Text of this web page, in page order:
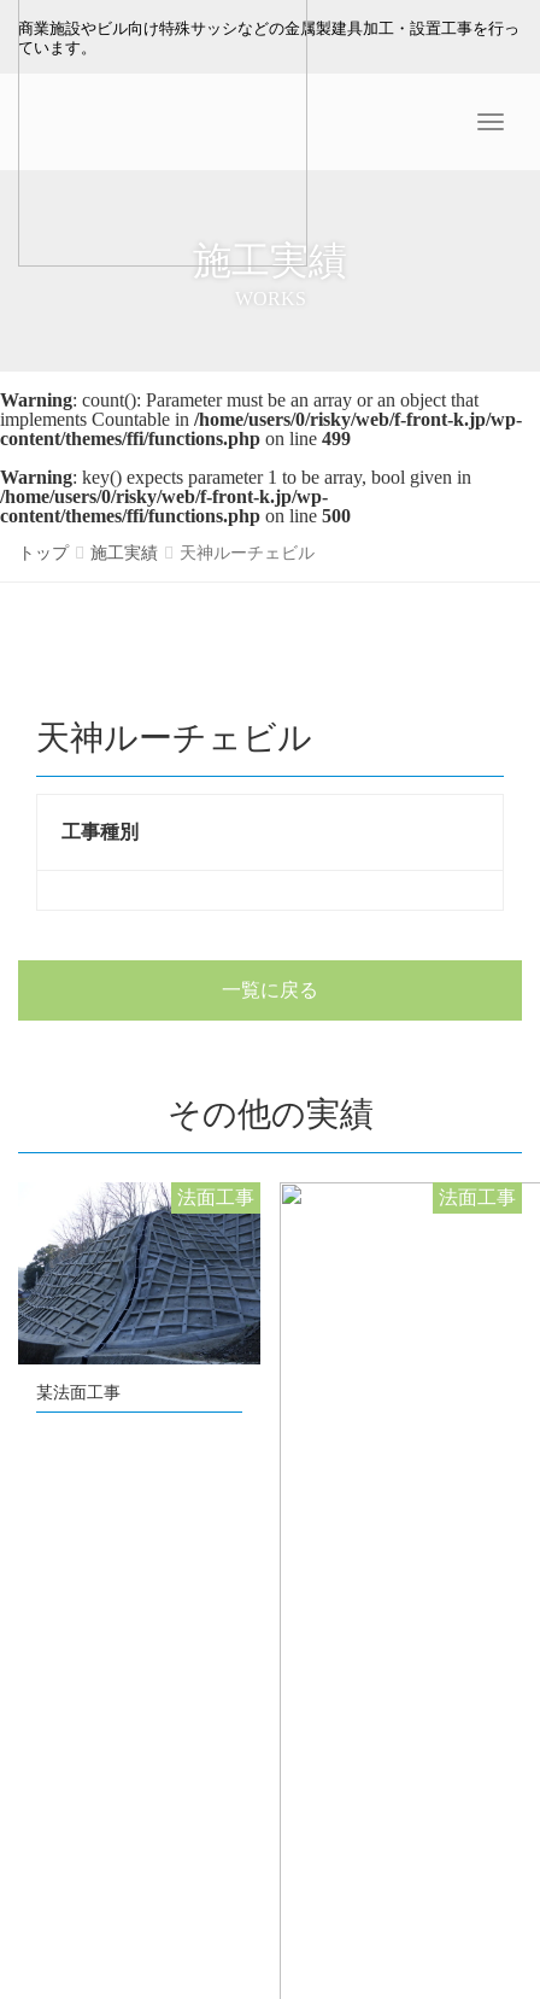
商業施設やビル向け特殊サッシなどの金属製建具加工・設置工事を行っ
ています。
Menu
施工実績
WORKS
Warning: count(): Parameter must be an array or an object that
implements Countable in /home/users/0/risky/web/f-front-k.jp/wp-
content/themes/ffi/functions.php on line 499
Warning: key() expects parameter 1 to be array, bool given in
/home/users/0/risky/web/f-front-k.jp/wp-
content/themes/ffi/functions.php on line 500
トップ 施工実績 天神ルーチェビル
天神ルーチェビル
工事種別
一覧に戻る
その他の実績
法面工事
某法面工事
法面工事